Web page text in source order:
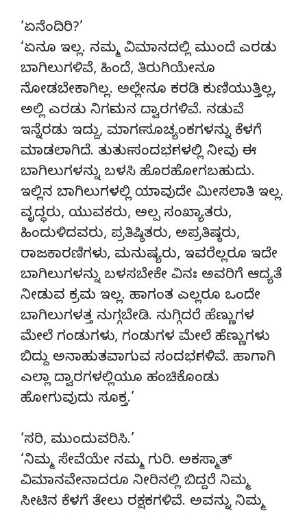
‘ಏನೆಂದಿರಿ?’
‘ಏನೂ ಇಲ್ಲ. ನಮ್ಮ ವಿಮಾನದಲ್ಲಿ ಮುಂದೆ ಎರಡು
ಬಾಗಿಲುಗಳಿವೆ, ಹಿಂದೆ, ತಿರುಗಿಯೇನೂ
ನೋಡಬೇಕಾಗಿಲ್ಲ. ಅಲ್ಲೇನೂ ಕರಡಿ ಕುಣಿಯುತ್ತಿಲ್ಲ,
ಅಲ್ಲಿ ಎರಡು ನಿರ್ಗಮನ ದ್ವಾರಗಳಿವೆ. ನಡುವೆ
ಇನ್ನೆರಡು ಇದ್ದು, ಮಾರ್ಗ ಸೂಚ್ಯಂಕಗಳನ್ನು ಕೆಳಗೆ
ಮಾಡಲಾಗಿದೆ. ತುರ್ತು ಸಂದರ್ಭಗಳಲ್ಲಿ ನೀವು ಈ
ಬಾಗಿಲುಗಳನ್ನು ಬಳಸಿ ಹೊರಹೋಗಬಹುದು.
ಇಲ್ಲಿನ ಬಾಗಿಲುಗಳಲ್ಲಿ ಯಾವುದೇ ಮೀಸಲಾತಿ ಇಲ್ಲ.
ವೃದ್ಧರು, ಯುವಕರು, ಅಲ್ಪ ಸಂಖ್ಯಾತರು,
ಹಿಂದುಳಿದವರು, ಪ್ರತಿಷ್ಠಿತರು, ಅಪ್ರತಿಷ್ಠರು,
ರಾಜಕಾರಣಿಗಳು, ಮನುಷ್ಯರು, ಇವರೆಲ್ಲರೂ ಇದೇ
ಬಾಗಿಲುಗಳನ್ನು ಬಳಸಬೇಕೇ ವಿನಃ ಅವರಿಗೆ ಆದ್ಯತೆ
ನೀಡುವ ಕ್ರಮ ಇಲ್ಲ. ಹಾಗಂತ ಎಲ್ಲರೂ ಒಂದೇ
ಬಾಗಿಲುಗಳತ್ತ ನುಗ್ಗಬೇಡಿ. ನುಗ್ಗಿದರೆ ಹೆಣ್ಣುಗಳ
ಮೇಲೆ ಗಂಡುಗಳು, ಗಂಡುಗಳ ಮೇಲೆ ಹೆಣ್ಣುಗಳು
ಬಿದ್ದು ಅನಾಹುತವಾಗುವ ಸಂದರ್ಭಗಳಿವೆ. ಹಾಗಾಗಿ
ಎಲ್ಲಾ ದ್ವಾರಗಳಲ್ಲಿಯೂ ಹಂಚಿಕೊಂಡು
ಹೋಗುವುದು ಸೂಕ್ತ.’
‘ಸರಿ, ಮುಂದುವರಿಸಿ.’
‘ನಿಮ್ಮ ಸೇವೆಯೇ ನಮ್ಮ ಗುರಿ. ಅಕಸ್ಮಾತ್
ವಿಮಾನವೇನಾದರೂ ನೀರಿನಲ್ಲಿ ಬಿದ್ದರೆ ನಿಮ್ಮ
ಸೀಟಿನ ಕೆಳಗೆ ತೇಲು ರಕ್ಷಕಗಳಿವೆ. ಅವನ್ನು ನಿಮ್ಮ